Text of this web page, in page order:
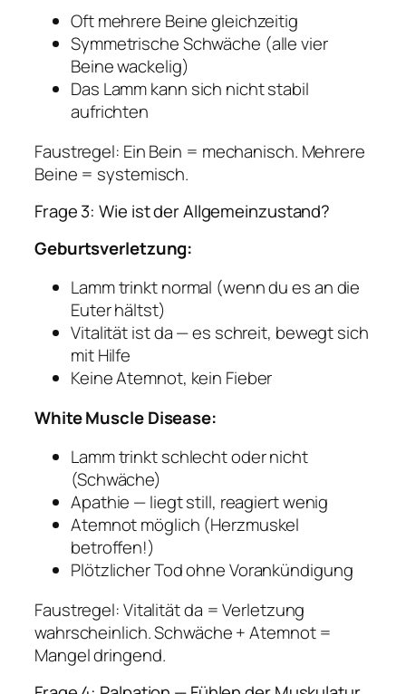
Oft mehrere Beine gleichzeitig
Symmetrische Schwäche (alle vier
Beine wackelig)
Das Lamm kann sich nicht stabil
aufrichten
Faustregel: Ein Bein = mechanisch. Mehrere
Beine = systemisch.
Frage 3: Wie ist der Allgemeinzustand?
Geburtsverletzung:
Lamm trinkt normal (wenn du es an die
Euter hältst)
Vitalität ist da — es schreit, bewegt sich
mit Hilfe
Keine Atemnot, kein Fieber
White Muscle Disease:
Lamm trinkt schlecht oder nicht
(Schwäche)
Apathie — liegt still, reagiert wenig
Atemnot möglich (Herzmuskel
betroffen!)
Plötzlicher Tod ohne Vorankündigung
Faustregel:Vitalität da = Verletzung
wahrscheinlich. Schwäche + Atemnot =
Mangel dringend.